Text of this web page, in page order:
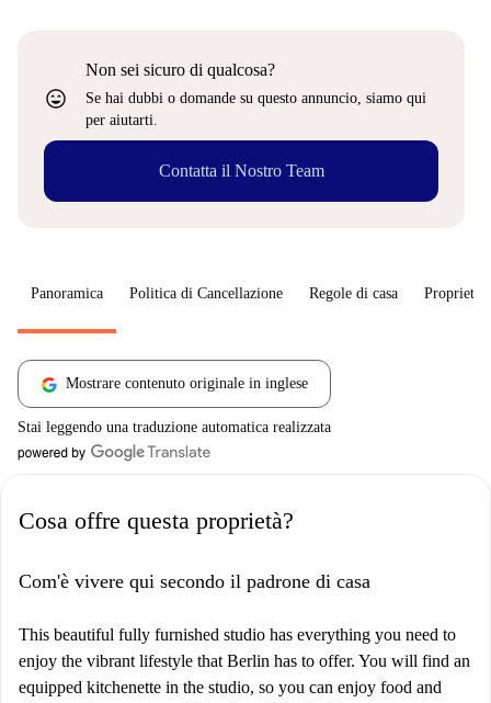
sentiment_very_satisfied
Non sei sicuro di qualcosa?
Se hai dubbi o domande su questo annuncio, siamo qui
per aiutarti.
Contatta il Nostro Team
Panoramica Politica di Cancellazione Regole di casa
Mostrare contenuto originale in inglese
Stai leggendo una traduzione automatica realizzata
Cosa offre questa proprietà?
Com'è vivere qui secondo il padrone di casa
This beautiful fully furnished studio has everything you need to
enjoy the vibrant lifestyle that Berlin has to offer. You will find an
equipped kitchenette in the studio, so you can enjoy food and